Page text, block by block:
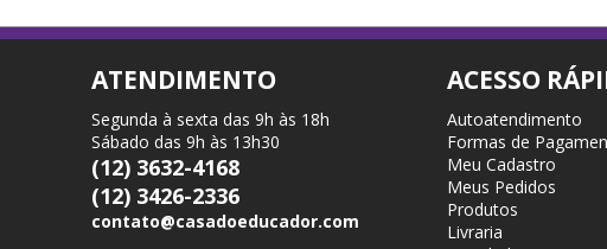
ATENDIMENTO
Segunda à sexta das 9h às 18h
Sábado das 9h às 13h30
(12) 3632-4168
(12) 3426-2336
contato@casadoeducador.com
ACESSO
Autoatendimento
Formas de
Meu Cadastro
Meus Pedidos
Produtos
Livraria